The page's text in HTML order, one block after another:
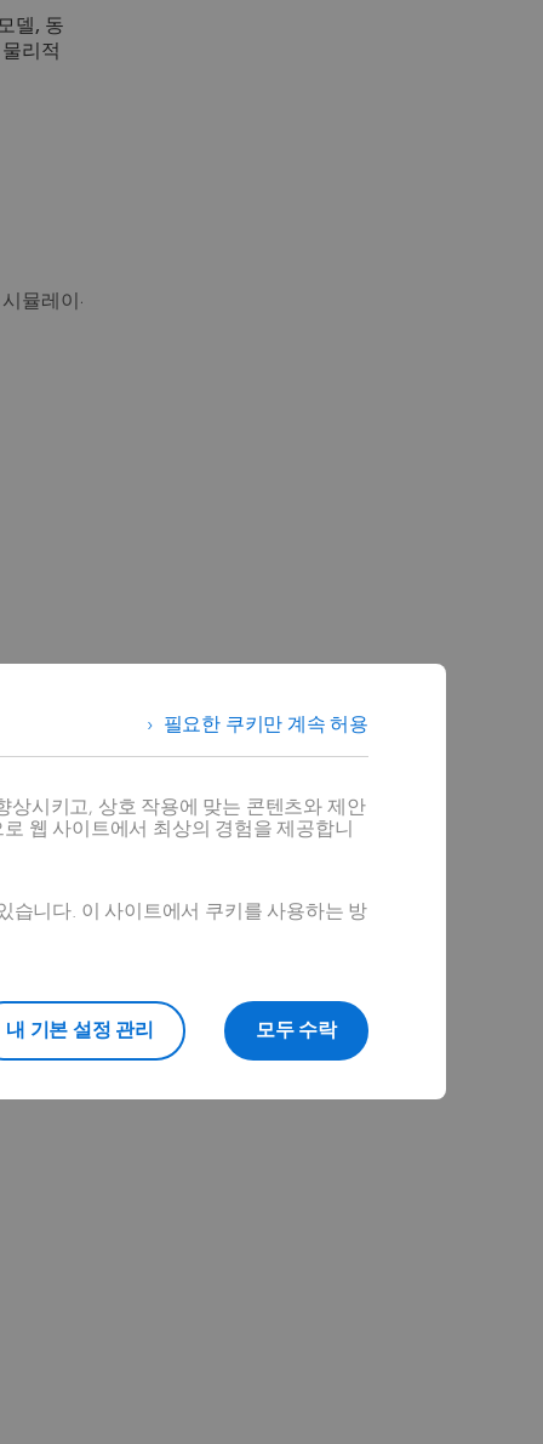
델, 동
리적
뮬레이션
필요한 쿠키만 계속 허용
상시키고, 상호 작용에 맞는 콘텐츠와 제안
웹 사이트에서 최상의 경험을 제공합니
습니다. 이 사이트에서 쿠키를 사용하는 방
모두 수락
내 기본 설정 관리